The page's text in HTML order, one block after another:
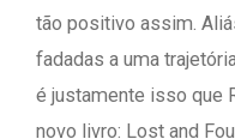
tão positivo assim.
fadadas a uma
é justamente isso que
novo livro: Lost and